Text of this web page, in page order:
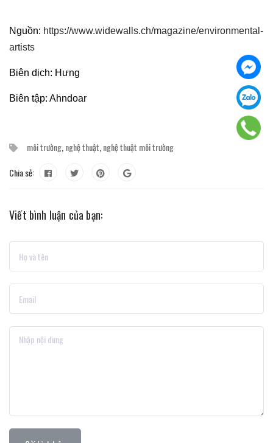
Nguồn: https://www.widewalls.ch/magazine/environmental-
artists
Biên dịch: Hưng
Biên tập: Ahndoar
môi trường,nghệ thuật,nghệ thuật môi trường
Chia sẻ:
Viết bình luận của bạn: